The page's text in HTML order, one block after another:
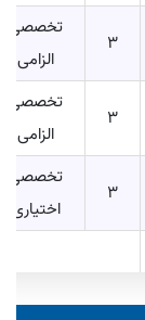
3
تخصصی
الزامی
3
تخصصی
الزامی
3
تخصصی
اختیاری